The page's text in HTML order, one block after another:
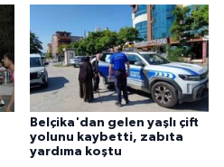
Belçika'dan gelen yaşlı çift
yolunu kaybetti, zabıta
yardıma koştu